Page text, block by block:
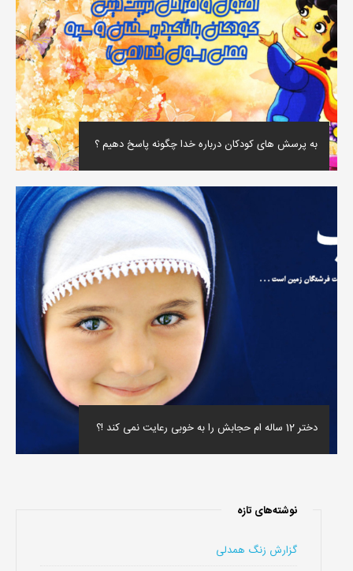
به پرسش های کودکان درباره خدا چگونه پاسخ دهیم ؟
دختر 12 ساله ام حجابش را به خوبی رعایت نمی کند !؟
نوشته‌های تازه
گزارش زنگ همدلی